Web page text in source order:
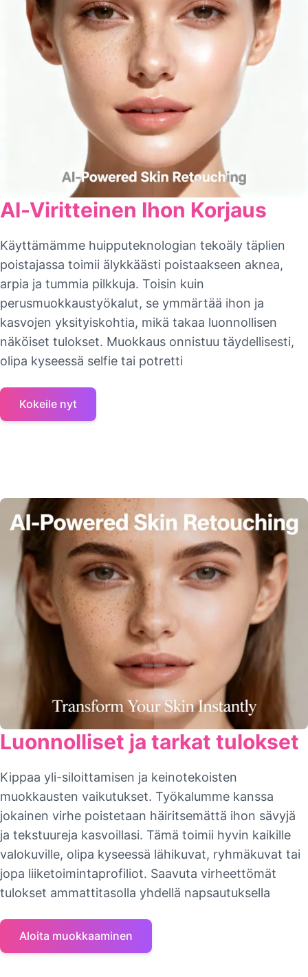
AI-Viritteinen Ihon Korjaus
Käyttämämme huipputeknologian tekoäly täplien
poistajassa toimii älykkäästi poistaakseen aknea,
arpia ja tummia pilkkuja. Toisin kuin
perusmuokkaustyökalut, se ymmärtää ihon ja
kasvojen yksityiskohtia, mikä takaa luonnollisen
näköiset tulokset. Muokkaus onnistuu täydellisesti,
olipa kyseessä selfie tai potretti
Kokeile nyt
Luonnolliset ja tarkat tulokset
Kippaa yli-siloittamisen ja keinotekoisten
muokkausten vaikutukset. Työkalumme kanssa
jokainen virhe poistetaan häiritsemättä ihon sävyjä
ja tekstuureja kasvoillasi. Tämä toimii hyvin kaikille
valokuville, olipa kyseessä lähikuvat, ryhmäkuvat tai
jopa liiketoimintaprofiliot. Saavuta virheettömät
tulokset ammattitasolla yhdellä napsautuksella
Aloita muokkaaminen